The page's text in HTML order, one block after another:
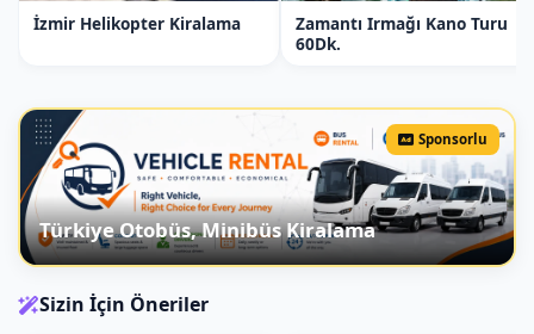
İzmir Helikopter Kiralama
Zamantı Irmağı Kano Turu
60Dk.
Sponsorlu
Türkiye Otobüs, Minibüs Kiralama
Sizin İçin Öneriler